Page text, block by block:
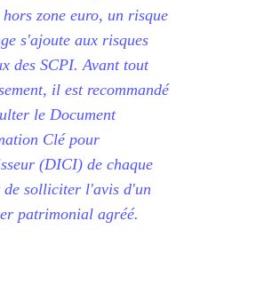
hors zone euro, un risque
s'ajoute aux risques
des SCPI. Avant tout
il est recommandé
le Document
Clé pour
(DICI) de chaque
de solliciter l'avis d'un
patrimonial agréé.